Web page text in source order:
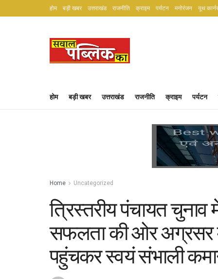
होम बड़ी खबर उत्तराखंड राजनीति क्राइम पर्यटन मनोरंजन यूथ कार्नर
होम बड़ी खबर उत्तराखंड राजनीति क्राइम पर्यटन
Home Uncategorized
त्रिस्तरीय पंचायत चुनाव
सफलता की ओर अग्रसर
पहुंचकर स्वयं संभाली